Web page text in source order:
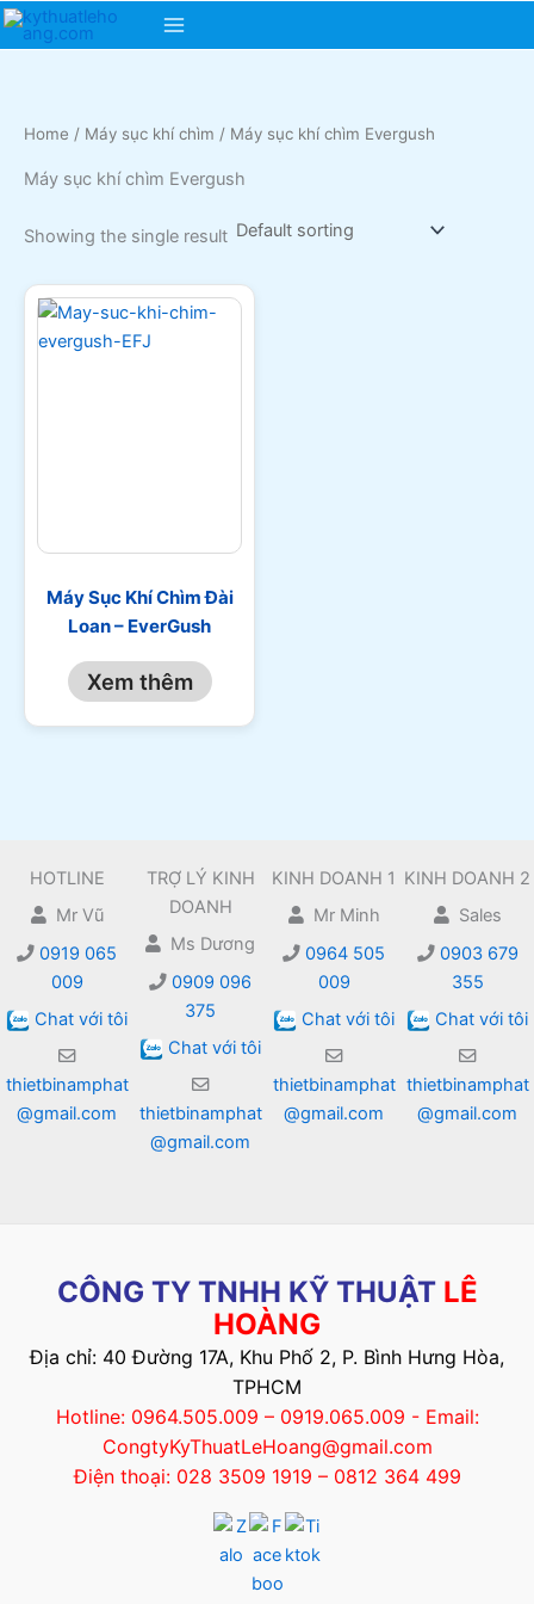
Skip
Main
Home / Máy sục khí chìm / Máy sục khí chìm Evergush
Máy sục khí chìm Evergush
Showing the single result
Máy Sục Khí Chìm Đài
Loan – EverGush
Xem thêm
HOTLINE
Mr Vũ
0919 065
009
Chat với tôi
thietbinamphat
@gmail.com
TRỢ LÝ KINH
DOANH
Ms Dương
0909 096
375
Chat với tôi
thietbinamphat
@gmail.com
KINH DOANH 1
Mr Minh
0964 505
009
Chat với tôi
thietbinamphat
@gmail.com
KINH DOANH 2
Sales
0903 679
355
Chat với tôi
thietbinamphat
@gmail.com
CÔNG TY TNHH KỸ THUẬT LÊ
HOÀNG
Địa chỉ: 40 Đường 17A, Khu Phố 2, P. Bình Hưng Hòa,
TPHCM
Hotline: 0964.505.009 – 0919.065.009 - Email:
CongtyKyThuatLeHoang@gmail.com
Điện thoại: 028 3509 1919 – 0812 364 499